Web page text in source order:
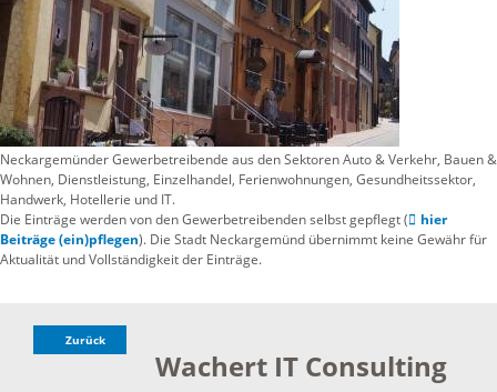
Neckargemünder Gewerbetreibende aus den Sektoren Auto & Verkehr, Bauen &
Wohnen, Dienstleistung, Einzelhandel, Ferienwohnungen, Gesundheitssektor,
Handwerk, Hotellerie und IT.
Die Einträge werden von den Gewerbetreibenden selbst gepflegt (
hier
Beiträge (ein)pflegen). Die Stadt Neckargemünd übernimmt keine Gewähr für
Aktualität und Vollständigkeit der Einträge.
Zurück
Wachert IT Consulting